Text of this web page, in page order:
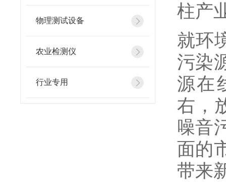
物理测试设备
农业检测仪
行业专用
柱产
就环
污染
源在
右，
噪音
面的
带来